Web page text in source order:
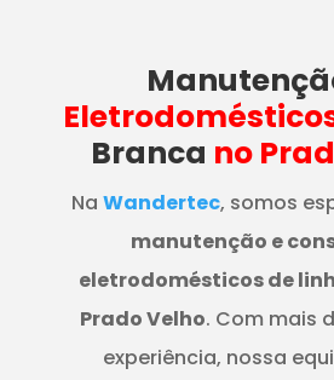
Branca no
Na Wandertec, somos
manutenção e
eletrodomésticos de
Prado Velho. Com mais
experiência, nossa